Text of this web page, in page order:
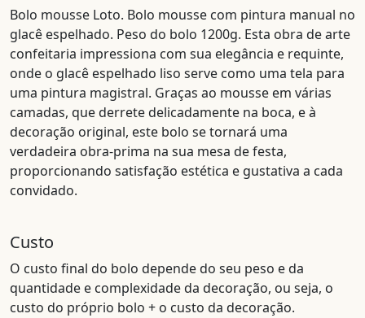
Bolo mousse Loto. Bolo mousse com pintura manual no
glacê espelhado. Peso do bolo 1200g. Esta obra de arte
confeitaria impressiona com sua elegância e requinte,
onde o glacê espelhado liso serve como uma tela para
uma pintura magistral. Graças ao mousse em várias
camadas, que derrete delicadamente na boca, e à
decoração original, este bolo se tornará uma
verdadeira obra-prima na sua mesa de festa,
proporcionando satisfação estética e gustativa a cada
convidado.
Custo
O custo final do bolo depende do seu peso e da
quantidade e complexidade da decoração, ou seja, o
custo do próprio bolo + o custo da decoração.